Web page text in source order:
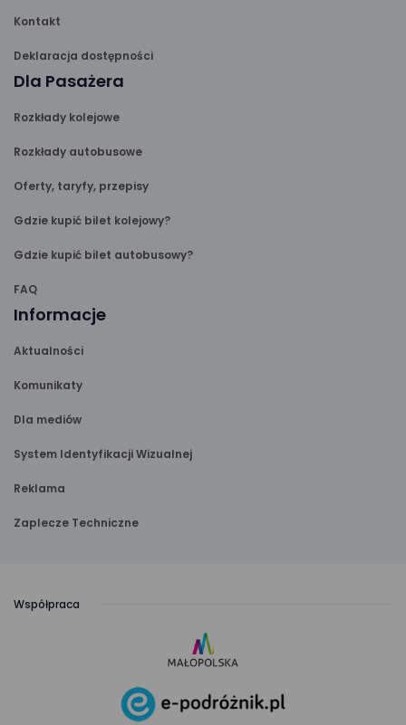
Kontakt
Deklaracja dostępności
Dla Pasażera
Rozkłady kolejowe
Rozkłady autobusowe
Oferty, taryfy, przepisy
Gdzie kupić bilet kolejowy?
Gdzie kupić bilet autobusowy?
FAQ
Informacje
Aktualności
Komunikaty
Dla mediów
System Identyfikacji Wizualnej
Reklama
Zaplecze Techniczne
Współpraca
w nowejlink
otwiera